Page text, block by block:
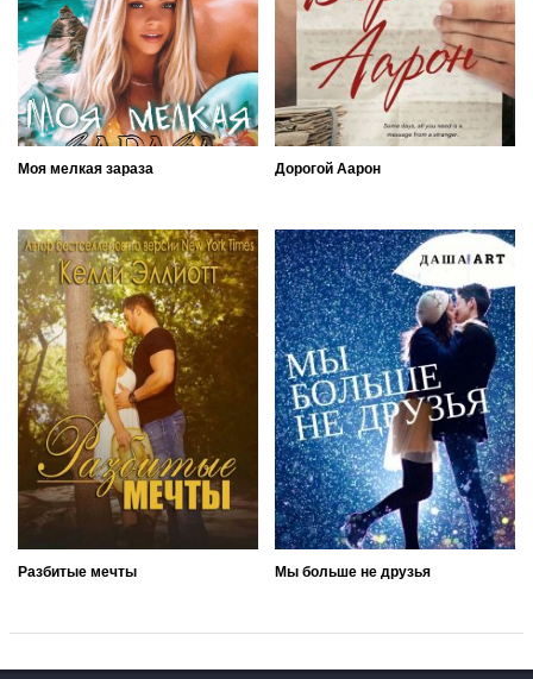
Моя мелкая зараза Дорогой Аарон
Разбитые мечты Мы больше не друзья